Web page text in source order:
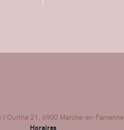
l'Ourthe 21, 6900 Marche-en-Famenne
Horaires